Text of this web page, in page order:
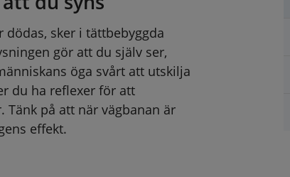
sker i tättbebyggda
gör att du själv ser,
öga svårt att utskilja
du ha reflexer för att
Tänk på att när vägbanan är
effekt.